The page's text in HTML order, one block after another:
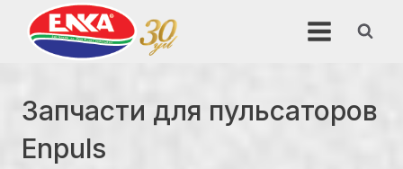
Перейти
содержимому
Запчасти для пульсаторов
Enpuls